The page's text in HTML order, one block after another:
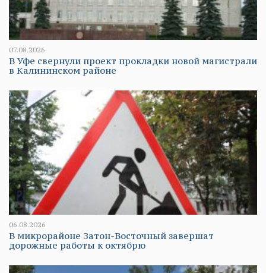
07.08.2026
В Уфе свернули проект прокладки новой магистрали
в Калининском районе
06.08.2026
В микрорайоне Затон-Восточный завершат
дорожные работы к октябрю